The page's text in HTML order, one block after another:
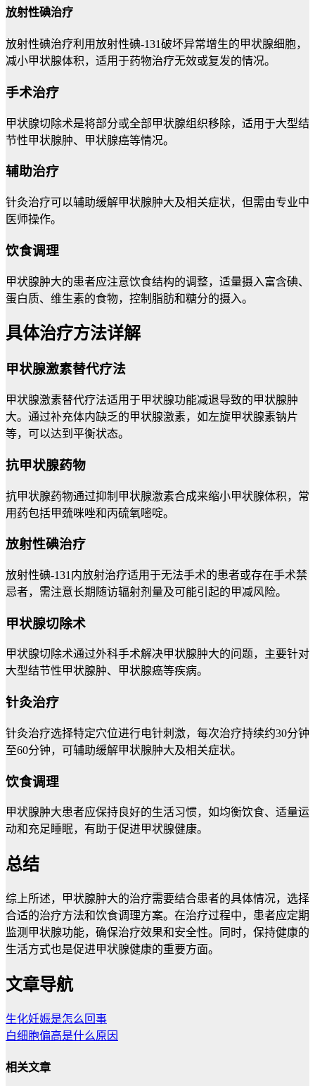
放射性碘治疗
放射性碘治疗利用放射性碘-131破坏异常增生的甲状腺细胞，
减小甲状腺体积，适用于药物治疗无效或复发的情况。
手术治疗
甲状腺切除术是将部分或全部甲状腺组织移除，适用于大型结
节性甲状腺肿、甲状腺癌等情况。
辅助治疗
针灸治疗可以辅助缓解甲状腺肿大及相关症状，但需由专业中
医师操作。
饮食调理
甲状腺肿大的患者应注意饮食结构的调整，适量摄入富含碘、
蛋白质、维生素的食物，控制脂肪和糖分的摄入。
具体治疗方法详解
甲状腺激素替代疗法
甲状腺激素替代疗法适用于甲状腺功能减退导致的甲状腺肿
大。通过补充体内缺乏的甲状腺激素，如左旋甲状腺素钠片
等，可以达到平衡状态。
抗甲状腺药物
抗甲状腺药物通过抑制甲状腺激素合成来缩小甲状腺体积，常
用药包括甲巯咪唑和丙硫氧嘧啶。
放射性碘治疗
放射性碘-131内放射治疗适用于无法手术的患者或存在手术禁
忌者，需注意长期随访辐射剂量及可能引起的甲减风险。
甲状腺切除术
甲状腺切除术通过外科手术解决甲状腺肿大的问题，主要针对
大型结节性甲状腺肿、甲状腺癌等疾病。
针灸治疗
针灸治疗选择特定穴位进行电针刺激，每次治疗持续约30分钟
至60分钟，可辅助缓解甲状腺肿大及相关症状。
饮食调理
甲状腺肿大患者应保持良好的生活习惯，如均衡饮食、适量运
动和充足睡眠，有助于促进甲状腺健康。
总结
综上所述，甲状腺肿大的治疗需要结合患者的具体情况，选择
合适的治疗方法和饮食调理方案。在治疗过程中，患者应定期
监测甲状腺功能，确保治疗效果和安全性。同时，保持健康的
生活方式也是促进甲状腺健康的重要方面。
文章导航
生化妊娠是怎么回事
白细胞偏高是什么原因
相关文章